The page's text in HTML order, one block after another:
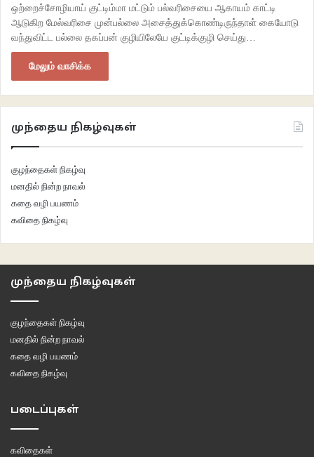
ஒற்றைச்சோழியாய் குட்டிம்மா மட்டும் பல்வரிசையை ஆகாயம் காட்டி
ஆடுகிற மேல்வரிசை முன்பல்லை அசைத்துக்கொண்டிருந்தாள் கையோடு
வந்துவிட்ட பல்லை தகப்பன் குழியிலேயே குட்டிக்குழி செய்து…
மேலும் வாசிக்க
முந்தைய நிகழ்வுகள்
குழந்தைகள் நிகழ்வு
மனதில் நின்ற நாவல்
கதை வழி பயணம்
கவிதை நிகழ்வு
முந்தைய நிகழ்வுகள்
குழந்தைகள் நிகழ்வு
மனதில் நின்ற நாவல்
கதை வழி பயணம்
கவிதை நிகழ்வு
படைப்புகள்
கவிதைகள்